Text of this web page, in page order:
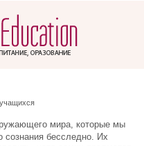
мира, которые мы
сознания бесследно. Их